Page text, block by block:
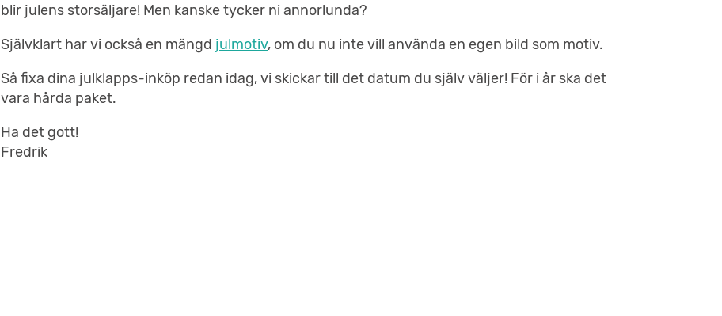
blir julens storsäljare! Men kanske tycker ni annorlunda?
Självklart har vi också en mängd julmotiv, om du nu inte vill använda en egen bild som motiv.
Så fixa dina julklapps-inköp redan idag, vi skickar till det datum du själv väljer! För i år ska det
vara hårda paket.
Ha det gott!
Fredrik